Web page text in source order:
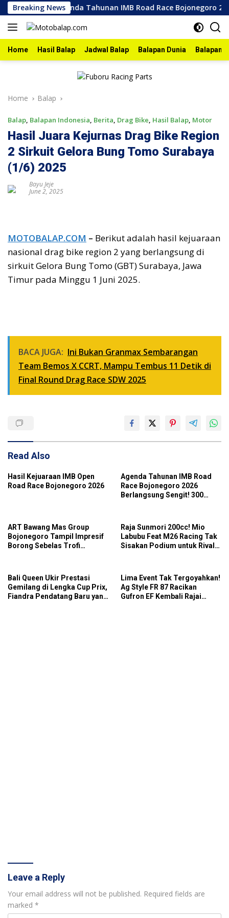
Skip
to
content
Breaking NewsAgenda Tahunan IMB Road Race Bojonegoro
Home Hasil Balap Jadwal Balap Balapan Dunia Balapan
Home Balap
Balap, Balapan Indonesia, Berita, Drag Bike, Hasil Balap, Motor
Hasil Juara Kejurnas Drag Bike Region
2 Sirkuit Gelora Bung Tomo Surabaya
(1/6) 2025
Bayu Jeje
June 2, 2025
MOTOBALAP.COM – Berikut adalah hasil kejuaraan
nasional drag bike region 2 yang berlangsung di
sirkuit Gelora Bung Tomo (GBT) Surabaya, Jawa
Timur pada Minggu 1 Juni 2025.
BACA JUGA: Ini Bukan Granmax Sembarangan
Team Bemos X CCRT, Mampu Tembus 11 Detik di
Final Round Drag Race SDW 2025
Read Also
Hasil Kejuaraan IMB Open
Road Race Bojonegoro 2026
Agenda Tahunan IMB Road
Race Bojonegoro 2026
Berlangsung Sengit! 300
ART Bawang Mas Group
Bojonegoro Tampil Impresif
Borong Sebelas Trofi
Raja Sunmori 200cc! Mio
Labubu Feat M26 Racing Tak
Sisakan Podium untuk Rival
Bali Queen Ukir Prestasi
Gemilang di Lengka Cup Prix,
Fiandra Pendatang Baru yang
Lima Event Tak Tergoyahkan!
Ag Style FR 87 Racikan
Gufron EF Kembali Rajai
Leave a Reply
Your email address will not be published. Required fields are
marked *